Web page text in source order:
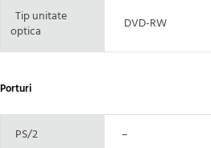
Tip unitate
optica
DVD-RW
Porturi
PS/2 –